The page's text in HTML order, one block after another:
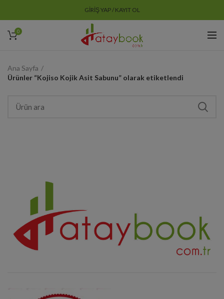
GIRIŞ YAP / KAYIT OL
0
Ana Sayfa
Ürünler “Kojiso Kojik Asit Sabunu” olarak etiketlendi